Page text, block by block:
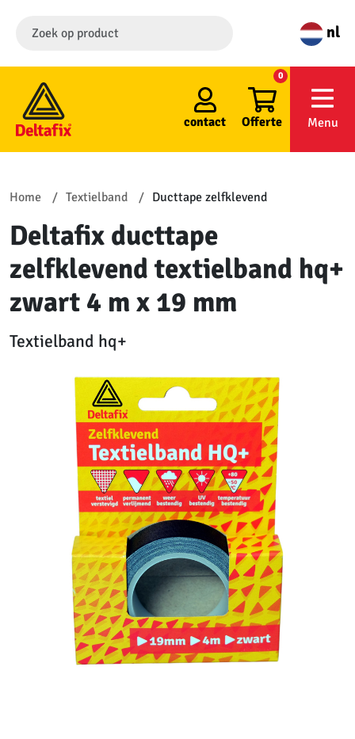
nl
contact Offerte
0
Menu
Home Textielband Ducttape zelfklevend
Deltafix ducttape
zelfklevend textielband hq+
zwart 4 m x 19 mm
Textielband hq+